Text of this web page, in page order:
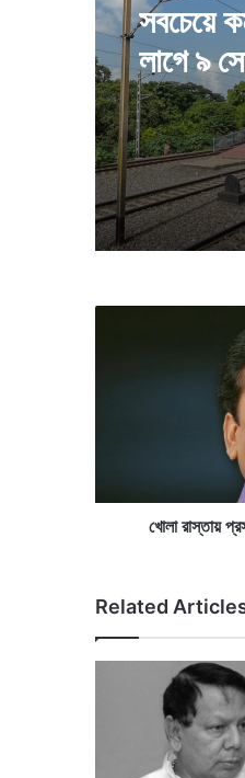
সবচেয়ে
লাগে ৯
,
না
র
মু
খোলা রাস্তায়
Related